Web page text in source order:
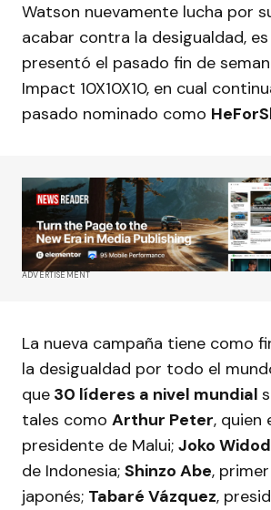
Watson nuevamente lucha por
acabar contra la desigualdad,
presentó el pasado fin de
Impact 10X10X10, en cual
pasado nominado como
ADVERTISEMENT
La nueva campaña tiene como
la desigualdad por todo el
que 30 líderes a nivel mundial
tales como Arthur Peter, quien
presidente de Malui; Joko
de Indonesia; Shinzo Abe,
japonés; Tabaré Vázquez,